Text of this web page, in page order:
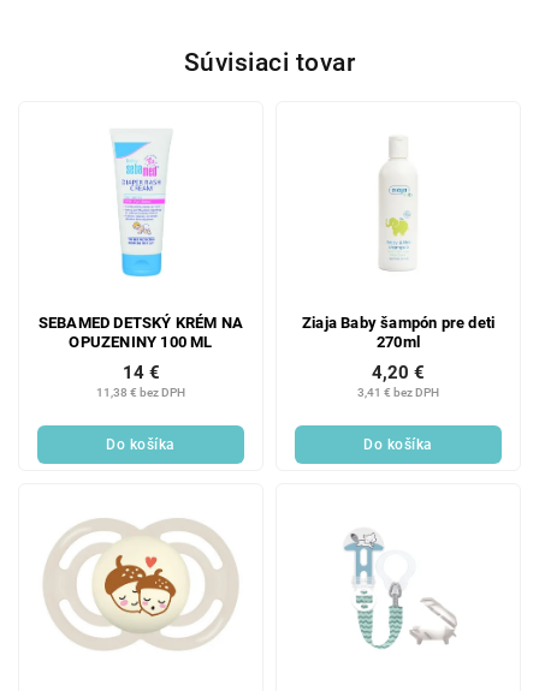
Súvisiaci tovar
SEBAMED DETSKÝ KRÉM NA
OPUZENINY 100 ML
11,38 € bez DPH
14 €
Do košíka
Ziaja Baby šampón pre deti
270ml
3,41 € bez DPH
4,20 €
Do košíka